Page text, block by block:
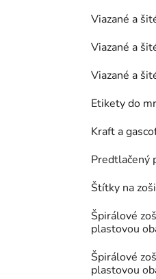
Viazané a
Viazané a
Viazané a
Etikety do
Kraft a
Predtlačený
Štítky na
Špirálové
plastovou
Špirálové
plastovou